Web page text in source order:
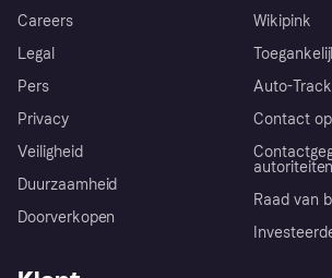
Careers
Legal
Pers
Privacy
Veiligheid
Duurzaamheid
Doorverkopen
Wikipink
Auto-Track
Contact
autoriteiten
Raad van